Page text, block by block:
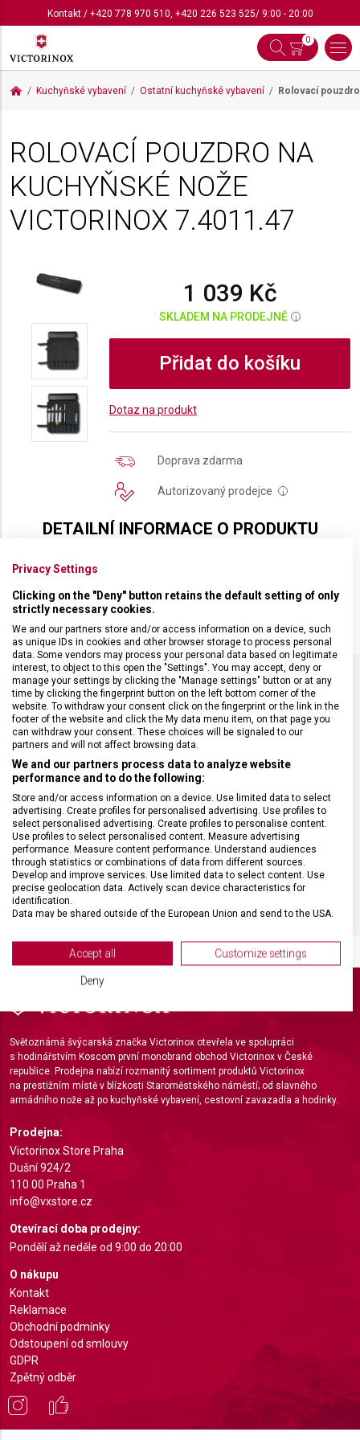
Kontakt/ +420 778 970 510, +420 226 523 525/ 9:00 - 20:00
0
Kuchyňské vybavení Ostatní kuchyňské vybavení Rolovací
ROLOVACÍ POUZDRO NA
KUCHYŇSKÉ NOŽE
VICTORINOX 7.4011.47
1 039 Kč
SKLADEM NA PRODEJNĚ i
Přidat do košíku
Dotaz na produkt
Doprava zdarma
Autorizovaný prodejce i
DETAILNÍ INFORMACE O PRODUKTU
nože. Má jednu velkou vnitřní klopu a také poloviční na menší nože.
Uzavírá se suchým zipem.
SPECIFIKACE PRODUKTU
Kuchyňské vybavení
ZÁRUKA 24 měsíců
HMOTNOST 587 g
Světoznámá švýcarská značka Victorinox otevřela ve spolupráci
s hodinářstvím Koscom první monobrand obchod Victorinox v České
republice. Prodejna nabízí rozmanitý sortiment produktů Victorinox
na prestižním místě v blízkosti Staroměstského náměstí; od slavného
armádního nože až po kuchyňské vybavení, cestovní zavazadla a hodinky.
Prodejna:
Victorinox Store Praha
Dušní 924/2
110 00 Praha 1
info@vxstore.cz
Otevírací doba prodejny:
Pondělí až neděle od 9:00 do 20:00
O nákupu
Kontakt
Reklamace
Obchodní podmínky
Odstoupení od smlouvy
GDPR
Zpětný odběr
Privacy Settings
Clicking on the "Deny" button retains the default setting of only
strictly necessary cookies.
We and our partners store and/or access information on a device, such
as unique IDs in cookies and other browser storage to process personal
data. Some vendors may process your personal data based on legitimate
interest, to object to this open the "Settings". You may accept, deny or
manage your settings by clicking the "Manage settings" button or at any
time by clicking the fingerprint button on the left bottom corner of the
website. To withdraw your consent click on the fingerprint or the link in the
footer of the website and click the My data menu item, on that page you
can withdraw your consent. These choices will be signaled to our
partners and will not affect browsing data.
We and our partners process data to analyze website
performance and to do the following:
Store and/or access information on a device. Use limited data to select
advertising. Create profiles for personalised advertising. Use profiles to
select personalised advertising. Create profiles to personalise content.
Use profiles to select personalised content. Measure advertising
performance. Measure content performance. Understand audiences
through statistics or combinations of data from different sources.
Develop and improve services. Use limited data to select content. Use
precise geolocation data. Actively scan device characteristics for
identification.
Data may be shared outside of the European Union and send to the USA.
View Partner List (2 IAB Vendors)
We use your data for the following purposes:
Store and/or access information on a device
Use limited data to select advertising
Create profiles for personalised advertising
advertising
Create profiles to personalise content
Use profiles to select personalised content
Measure advertising performance
Understand audiences through statistics or
combinations of data from different sources
Develop and improve services
Use limited data to select content
IAB Special Features:
Accept all Customize settings
Deny